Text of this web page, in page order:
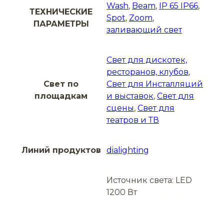
ТЕХНИЧЕСКИЕ
ПАРАМЕТРЫ
Wash, Beam, IP 65 IP66,
Spot, Zoom,
заливающий свет
Свет по
площадкам
Свет для дискотек,
ресторанов, клубов,
Свет для Инсталляций
и выставок, Свет для
сцены, Свет для
театров и ТВ
Линий продуктов dialighting
Источник света: LED
1200 Вт